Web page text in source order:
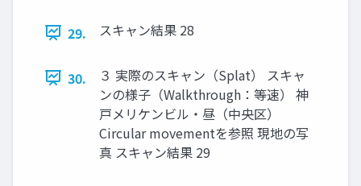
29. スキャン結果 28
30.
３ 実際のスキャン（Splat） スキャ
ンの様子（Walkthrough：等速） 神
戸メリケンビル・昼（中央区）
Circular movementを参照 現地の写
真 スキャン結果 29